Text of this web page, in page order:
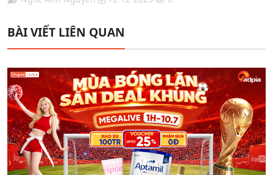
BÀI VIẾT LIÊN QUAN